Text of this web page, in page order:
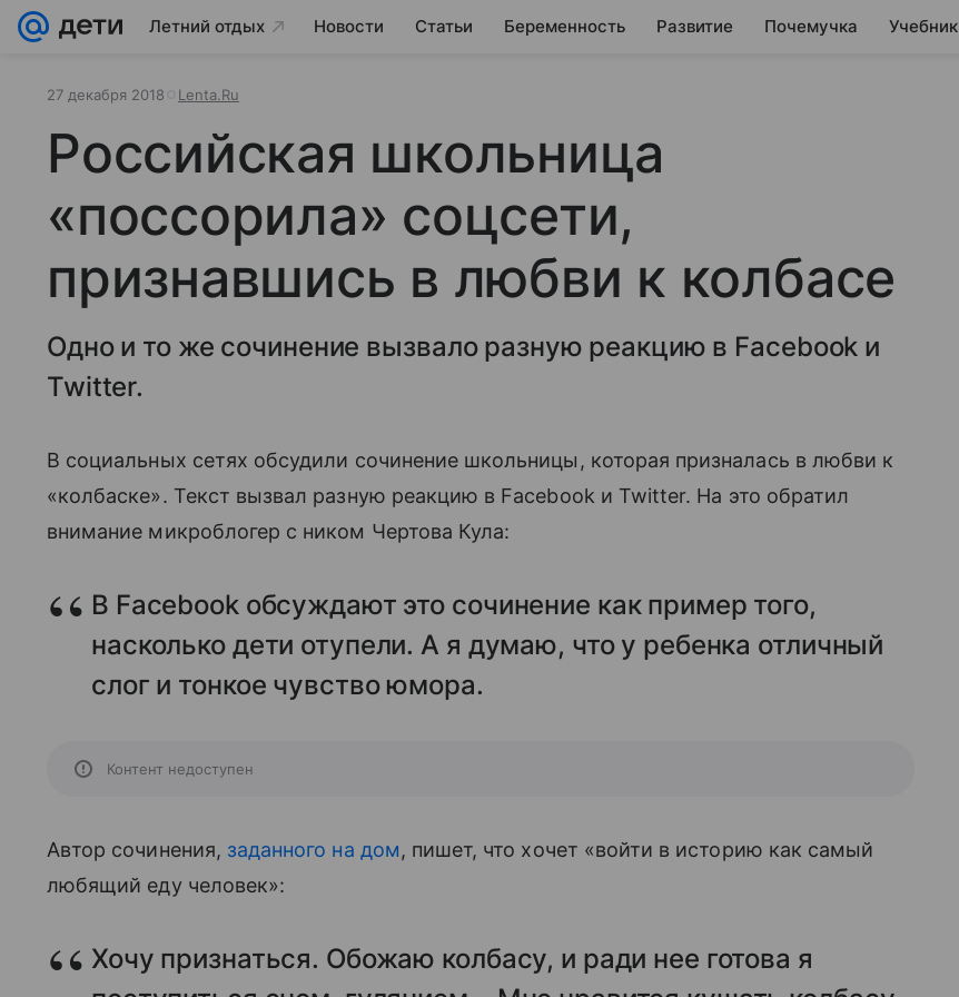
Летний отдых Новости Статьи Беременность Развитие Почемучка Учебник
27 декабря 2018 Lenta.Ru
Российская школьница
«поссорила» соцсети,
признавшись в любви к колбасе
Одно и то же сочинение вызвало разную реакцию в Facebook и
Twitter.
В социальных сетях обсудили сочинение школьницы, которая призналась в любви к
«колбаске». Текст вызвал разную реакцию в Facebook и Twitter. На это обратил
внимание микроблогер с ником Чертова Кула:
В Facebook обсуждают это сочинение как пример того,
насколько дети отупели. А я думаю, что у ребенка отличный
слог и тонкое чувство юмора.
Контент недоступен
Автор сочинения, заданного на дом, пишет, что хочет «войти в историю как самый
любящий еду человек»:
Хочу признаться. Обожаю колбасу, и ради нее готова я